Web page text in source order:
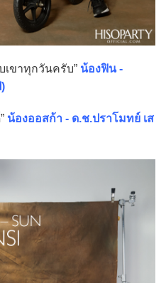
ขาทุกวันครับ” น้องฟิน -
น้องออสก้า - ด.ช.ปราโมทย์ เส